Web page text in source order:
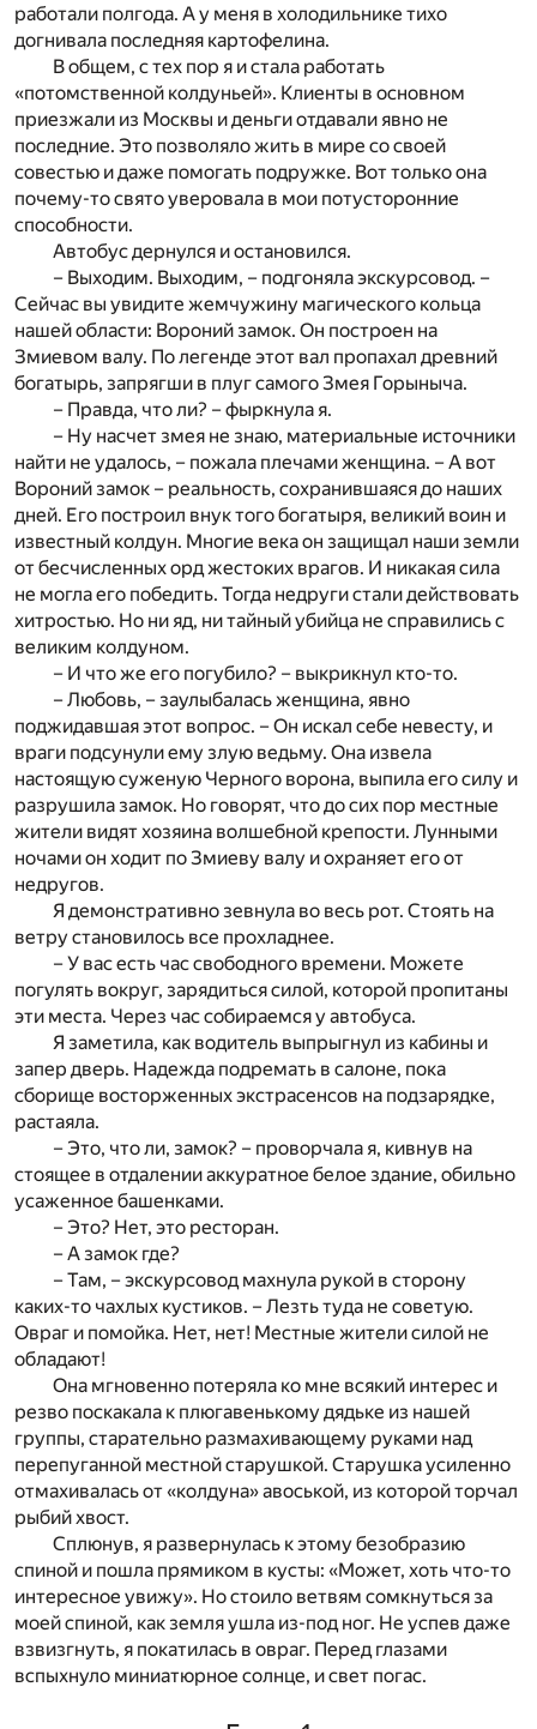
работали полгода. А у меня в холодильнике тихо
догнивала последняя картофелина.
В общем, с тех пор я и стала работать
«потомственной колдуньей». Клиенты в основном
приезжали из Москвы и деньги отдавали явно не
последние. Это позволяло жить в мире со своей
совестью и даже помогать подружке. Вот только она
почему-то свято уверовала в мои потусторонние
способности.
Автобус дернулся и остановился.
– Выходим. Выходим, – подгоняла экскурсовод. –
Сейчас вы увидите жемчужину магического кольца
нашей области: Вороний замок. Он построен на
Змиевом валу. По легенде этот вал пропахал древний
богатырь, запрягши в плуг самого Змея Горыныча.
– Правда, что ли? – фыркнула я.
– Ну насчет змея не знаю, материальные источники
найти не удалось, – пожала плечами женщина. – А вот
Вороний замок – реальность, сохранившаяся до наших
дней. Его построил внук того богатыря, великий воин и
известный колдун. Многие века он защищал наши земли
от бесчисленных орд жестоких врагов. И никакая сила
не могла его победить. Тогда недруги стали действовать
хитростью. Но ни яд, ни тайный убийца не справились с
великим колдуном.
– И что же его погубило? – выкрикнул кто-то.
– Любовь, – заулыбалась женщина, явно
поджидавшая этот вопрос. – Он искал себе невесту, и
враги подсунули ему злую ведьму. Она извела
настоящую суженую Черного ворона, выпила его силу и
разрушила замок. Но говорят, что до сих пор местные
жители видят хозяина волшебной крепости. Лунными
ночами он ходит по Змиеву валу и охраняет его от
недругов.
Я демонстративно зевнула во весь рот. Стоять на
ветру становилось все прохладнее.
– У вас есть час свободного времени. Можете
погулять вокруг, зарядиться силой, которой пропитаны
эти места. Через час собираемся у автобуса.
Я заметила, как водитель выпрыгнул из кабины и
запер дверь. Надежда подремать в салоне, пока
сборище восторженных экстрасенсов на подзарядке,
растаяла.
– Это, что ли, замок? – проворчала я, кивнув на
стоящее в отдалении аккуратное белое здание, обильно
усаженное башенками.
– Это? Нет, это ресторан.
– А замок где?
– Там, – экскурсовод махнула рукой в сторону
каких-то чахлых кустиков. – Лезть туда не советую.
Овраг и помойка. Нет, нет! Местные жители силой не
обладают!
Она мгновенно потеряла ко мне всякий интерес и
резво поскакала к плюгавенькому дядьке из нашей
группы, старательно размахивающему руками над
перепуганной местной старушкой. Старушка усиленно
отмахивалась от «колдуна» авоськой, из которой торчал
рыбий хвост.
Сплюнув, я развернулась к этому безобразию
спиной и пошла прямиком в кусты: «Может, хоть что-то
интересное увижу». Но стоило ветвям сомкнуться за
моей спиной, как земля ушла из-под ног. Не успев даже
взвизгнуть, я покатилась в овраг. Перед глазами
вспыхнуло миниатюрное солнце, и свет погас.